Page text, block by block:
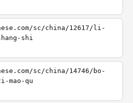
sc/china/12617/li-
shi
sc/china/14746/bo-
mao-qu